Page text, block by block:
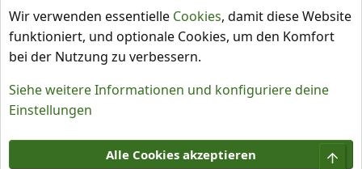
Capsicum pubescens
Nutzungsbedingungen
Datenschutz
Wir verwenden essentielle Cookies, damit diese Website
funktioniert, und optionale Cookies, um den Komfort
bei der Nutzung zu verbessern.
Siehe weitere Informationen und konfiguriere deine
Einstellungen
Alle Cookies akzeptieren